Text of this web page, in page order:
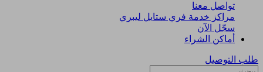
تواصل معنا
مراكز خدمة فري ستايل ليبري
سجّل الآن​
أماكن الشراء
طلب التوصيل